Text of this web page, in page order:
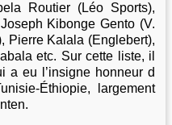
Routier (Léo Sports),
Kibonge Gento (V.
Pierre Kalala (Englebert),
etc. Sur cette liste, il
a eu l’insigne honneur d
Éthiopie, largement